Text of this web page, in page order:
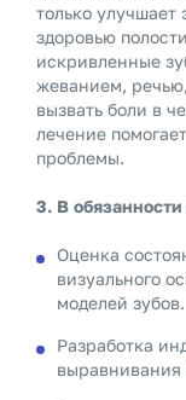
только улучшает
здоровью
искривленные
жеванием,
вызвать боли в
лечение
проблемы.
3. В обязанности
Оценка
визуального
моделей зубов.
Разработка
выравнивания